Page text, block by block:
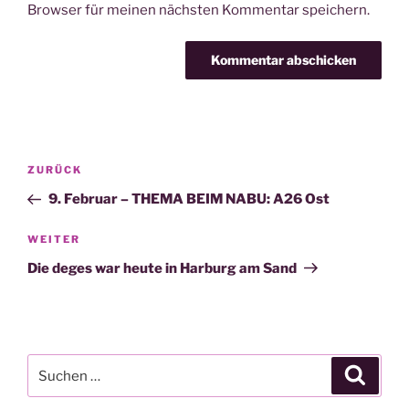
Browser für meinen nächsten Kommentar speichern.
Beitragsnavigation
Vorheriger
Beitrag
ZURÜCK
9. Februar – THEMA BEIM NABU: A26 Ost
Nächster
Beitrag
WEITER
Die deges war heute in Harburg am Sand
nach: